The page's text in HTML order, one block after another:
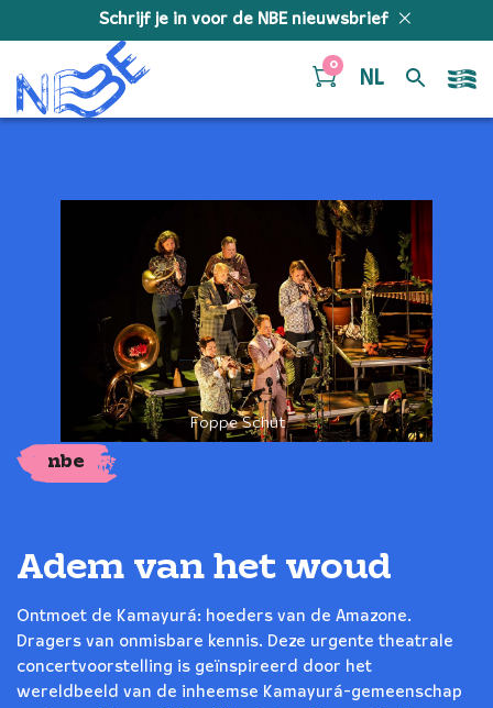
Schrijf je in voor de NBE nieuwsbrief
0
NL
Foppe Schut
nbe
Adem van het woud
Ontmoet de Kamayurá: hoeders van de Amazone.
Dragers van onmisbare kennis. Deze urgente theatrale
concertvoorstelling is geïnspireerd door het
wereldbeeld van de inheemse Kamayurá-gemeenschap